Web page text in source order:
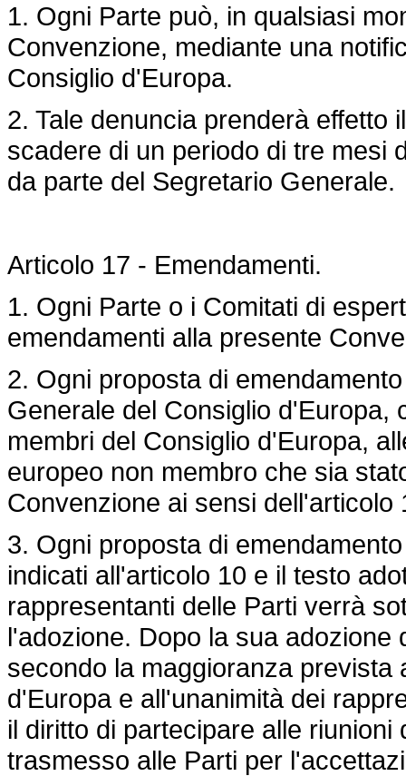
1. Ogni Parte può, in qualsiasi
Convenzione, mediante una
Consiglio d'Europa.
2. Tale denuncia prenderà effetto
scadere di un periodo di tre mesi
da parte del Segretario Generale.
Articolo 17 - Emendamenti.
1. Ogni Parte o i Comitati di
emendamenti alla presente
2. Ogni proposta di
Generale del Consiglio d'Europa,
membri del Consiglio d'Europa,
europeo non membro che sia
Convenzione ai sensi dell'articolo
3. Ogni proposta di
indicati all'articolo 10 e il testo
rappresentanti delle Parti verrà
l'adozione. Dopo la sua
secondo la maggioranza prevista
d'Europa e all'unanimità dei
il diritto di partecipare alle
trasmesso alle Parti per